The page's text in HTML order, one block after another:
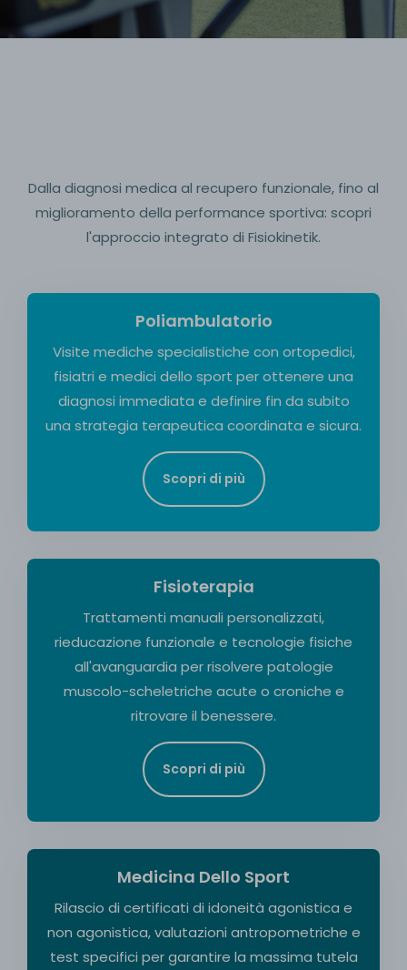
Dalla diagnosi medica al recupero funzionale, fino al
miglioramento della performance sportiva: scopri
l'approccio integrato di Fisiokinetik.
Poliambulatorio
Visite mediche specialistiche con ortopedici,
fisiatri e medici dello sport per ottenere una
diagnosi immediata e definire fin da subito
una strategia terapeutica coordinata e sicura.
Scopri di più
Fisioterapia
Trattamenti manuali personalizzati,
rieducazione funzionale e tecnologie fisiche
all'avanguardia per risolvere patologie
muscolo-scheletriche acute o croniche e
ritrovare il benessere.
Scopri di più
Medicina Dello Sport
Rilascio di certificati di idoneità agonistica e
non agonistica, valutazioni antropometriche e
test specifici per garantire la massima tutela